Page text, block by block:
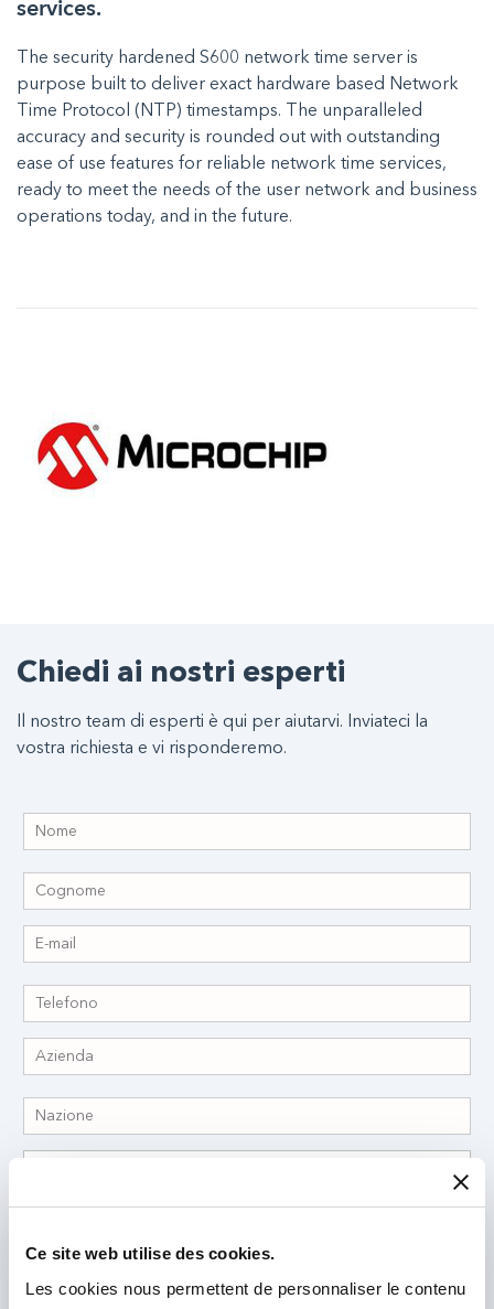
Ce site web utilise des cookies.
Les cookies nous permettent de personnaliser le contenu
services.
The security hardened S600 network time server is
purpose built to deliver exact hardware based Network
Time Protocol (NTP) timestamps. The unparalleled
accuracy and security is rounded out with outstanding
ease of use features for reliable network time services,
ready to meet the needs of the user network and business
operations today, and in the future.
Chiedi ai nostri esperti
Il nostro team di esperti è qui per aiutarvi. Inviateci la
vostra richiesta e vi risponderemo.
Ho letto l'informativa sulla privacye l'accetto.*